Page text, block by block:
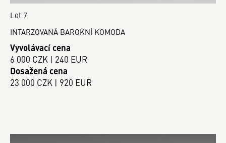
Lot 7
INTARZOVANÁ BAROKNÍ KOMODA
Vyvolávací cena
6 000 CZK | 240 EUR
Dosažená cena
23 000 CZK | 920 EUR